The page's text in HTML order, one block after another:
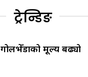
ट्रेन्डिङ
गोलभेँडाको मूल्य बढ्यो